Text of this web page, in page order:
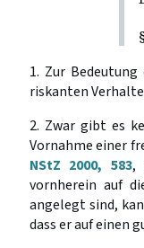
1. Zur
riskanten
2. Zwar gibt es
Vornahme einer
NStZ 2000, 583,
vornherein auf
angelegt sind,
dass er auf einen